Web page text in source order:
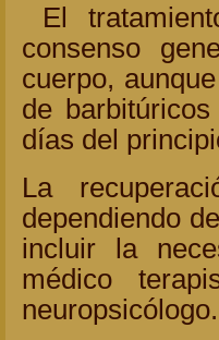
El
consenso
cuerpo,
de
días del
La
dependiendo
incluir la
médico
neuropsicólogo.